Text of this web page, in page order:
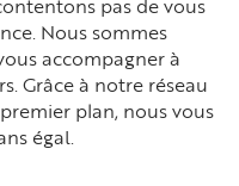
Nous sommes
accompagner à
Grâce à notre réseau
plan, nous vous
égal.